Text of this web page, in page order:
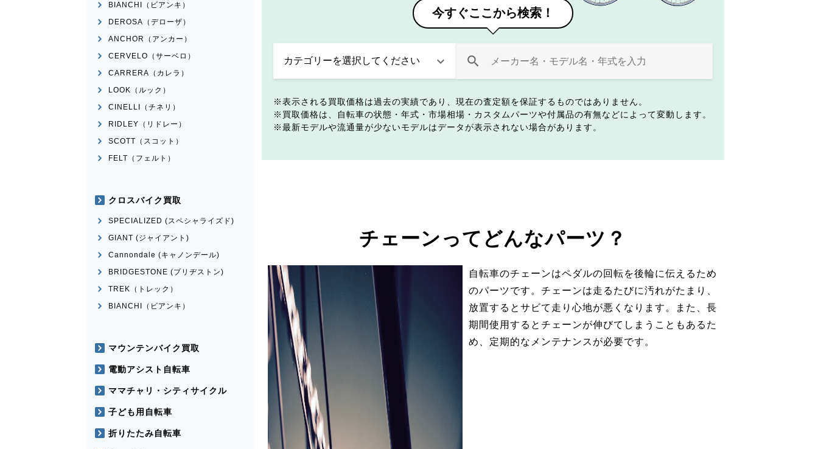
今すぐここから検索！
表示される買取価格は過去の実績であり、現在の査定額を保証するものではありません。
買取価格は、自転車の状態・年式・市場相場・カスタムパーツや付属品の有無などによって変動します。
最新モデルや流通量が少ないモデルはデータが表示されない場合があります。
チェーンってどんなパーツ？
自転車のチェーンはペダルの回転を後輪に伝えるため
のパーツです。チェーンは走るたびに汚れがたまり、
放置するとサビて走り心地が悪くなります。また、長
期間使用するとチェーンが伸びてしまうこともあるた
め、定期的なメンテナンスが必要です。
BIANCHI（ビアンキ）
DEROSA（デローザ）
ANCHOR（アンカー）
CERVELO（サーベロ）
CARRERA（カレラ）
LOOK（ルック）
CINELLI（チネリ）
RIDLEY（リドレー）
SCOTT（スコット）
FELT（フェルト）
クロスバイク買取
SPECIALIZED (スペシャライズド)
GIANT (ジャイアント)
Cannondale (キャノンデール)
BRIDGESTONE (ブリヂストン)
TREK（トレック）
BIANCHI（ビアンキ）
マウンテンバイク買取
電動アシスト自転車
ママチャリ・シティサイクル
子ども用自転車
折りたたみ自転車